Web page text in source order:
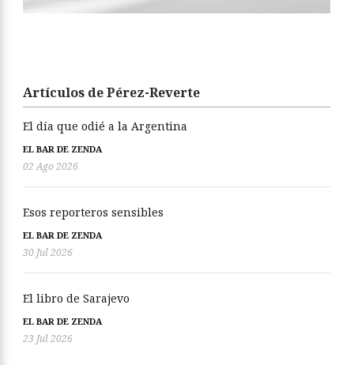
Artículos de Pérez-Reverte
El día que odié a la Argentina
EL BAR DE ZENDA
02 Ago 2026
Esos reporteros sensibles
EL BAR DE ZENDA
30 Jul 2026
El libro de Sarajevo
EL BAR DE ZENDA
23 Jul 2026